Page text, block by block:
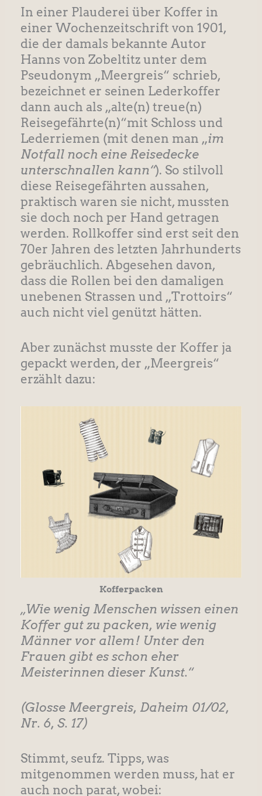
In einer Plauderei über Koffer in
einer Wochenzeitschrift von 1901,
die der damals bekannte Autor
Hanns von Zobeltitz unter dem
Pseudonym „Meergreis“ schrieb,
bezeichnet er seinen Lederkoffer
dann auch als „alte(n) treue(n)
Reisegefährte(n)“mit Schloss und
Lederriemen (mit denen man „im
Notfall noch eine Reisedecke
unterschnallen kann“). So stilvoll
diese Reisegefährten aussahen,
praktisch waren sie nicht, mussten
sie doch noch per Hand getragen
werden. Rollkoffer sind erst seit den
70er Jahren des letzten Jahrhunderts
gebräuchlich. Abgesehen davon,
dass die Rollen bei den damaligen
unebenen Strassen und „Trottoirs“
auch nicht viel genützt hätten.
Aber zunächst musste der Koffer ja
gepackt werden, der „Meergreis“
erzählt dazu:
Kofferpacken
„Wie wenig Menschen wissen einen
Koffer gut zu packen, wie wenig
Männer vor allem! Unter den
Frauen gibt es schon eher
Meisterinnen dieser Kunst.“
(Glosse Meergreis, Daheim 01/02,
Nr. 6, S. 17)
Stimmt, seufz. Tipps, was
mitgenommen werden muss, hat er
auch noch parat, wobei: